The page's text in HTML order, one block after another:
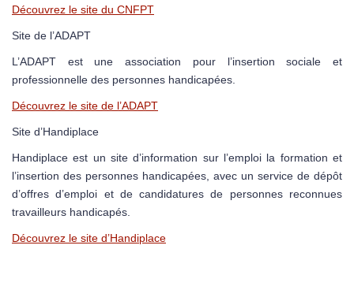
Découvrez le site du CNFPT
Site de l’ADAPT
L’ADAPT est une association pour l’insertion sociale et
professionnelle des personnes handicapées.
Découvrez le site de l’ADAPT
Site d’Handiplace
Handiplace est un site d’information sur l’emploi la formation et
l’insertion des personnes handicapées, avec un service de dépôt
d’offres d’emploi et de candidatures de personnes reconnues
travailleurs handicapés.
Découvrez le site d’Handiplace